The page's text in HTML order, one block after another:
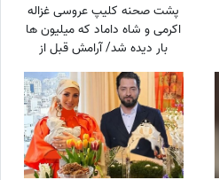
پشت صحنه کلیپ عروسی غزاله
اکرمی و شاه داماد که میلیون ها
بار دیده شد/ آرامش قبل از
طوفان/ همه محو لبخند عروس
بودند؛ اما چند دقیقه بعد
همه‌چیز تغییر کرد!